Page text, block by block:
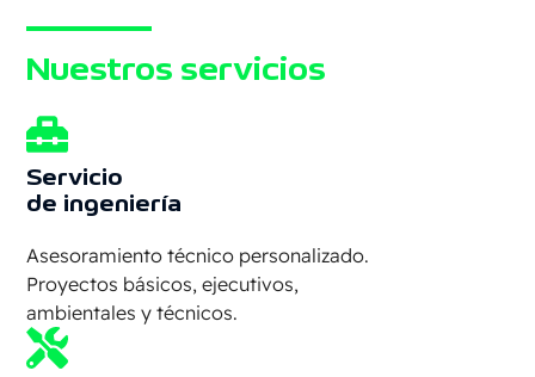
Nuestros servicios
Servicio
de ingeniería
Asesoramiento técnico personalizado.
Proyectos básicos, ejecutivos,
ambientales y técnicos.